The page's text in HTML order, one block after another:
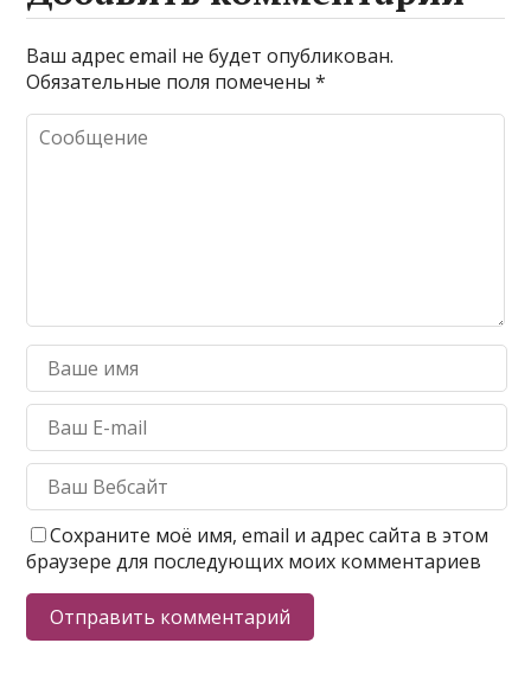
Ваш адрес email не будет опубликован.
Обязательные поля помечены*
Сохраните моё имя, email и адрес сайта в этом
браузере для последующих моих комментариев